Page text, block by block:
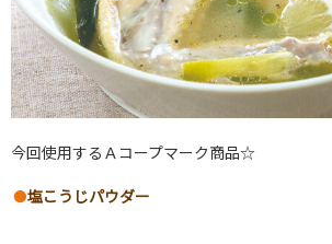
今回使用するＡコープマーク商品☆
塩こうじパウダー